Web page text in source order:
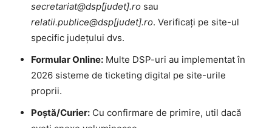
secretariat@dsp[judet].ro sau
relatii.publice@dsp[judet].ro. Verificați pe site-ul
specific județului dvs.
Formular Online: Multe DSP-uri au implementat în
2026 sisteme de ticketing digital pe site-urile
proprii.
Poștă/Curier: Cu confirmare de primire, util dacă